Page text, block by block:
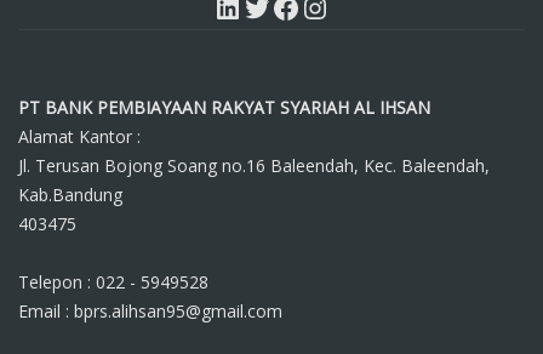
PT BANK PEMBIAYAAN RAKYAT SYARIAH AL IHSAN
Alamat Kantor :
Jl. Terusan Bojong Soang no.16 Baleendah, Kec. Baleendah,
Kab.Bandung
403475
Telepon : 022 - 5949528
Email : bprs.alihsan95@gmail.com